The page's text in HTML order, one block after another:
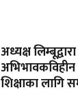
अध्यक्ष
अभिभावकविहीन
शिक्षाका लागि